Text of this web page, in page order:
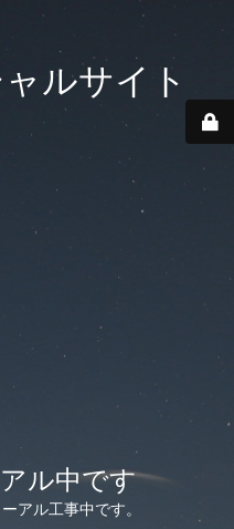
ルサイト
ル中です
アル工事中です。